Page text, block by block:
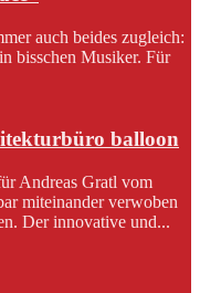
auch beides zugleich:
bisschen Musiker. Für
balloon
Andreas Gratl vom
miteinander verwoben
Der innovative und...